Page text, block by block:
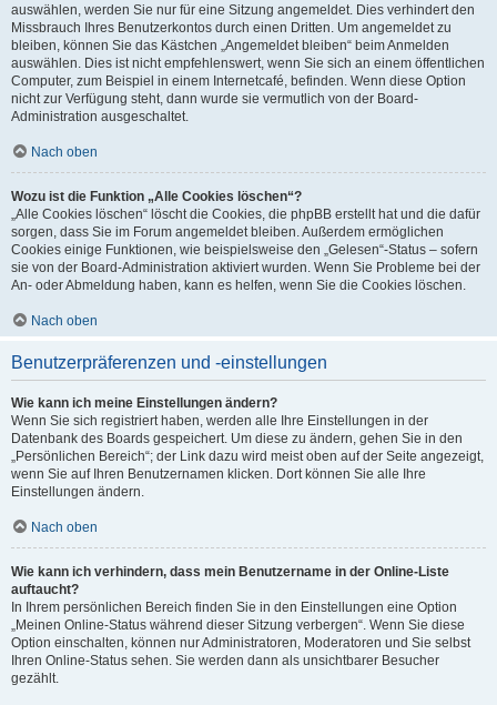
auswählen, werden Sie nur für eine Sitzung angemeldet. Dies verhindert den
Missbrauch Ihres Benutzerkontos durch einen Dritten. Um angemeldet zu
bleiben, können Sie das Kästchen „Angemeldet bleiben“ beim Anmelden
auswählen. Dies ist nicht empfehlenswert, wenn Sie sich an einem öffentlichen
Computer, zum Beispiel in einem Internetcafé, befinden. Wenn diese Option
nicht zur Verfügung steht, dann wurde sie vermutlich von der Board-
Administration ausgeschaltet.
Nach oben
Wozu ist die Funktion „Alle Cookies löschen“?
„Alle Cookies löschen“ löscht die Cookies, die phpBB erstellt hat und die dafür
sorgen, dass Sie im Forum angemeldet bleiben. Außerdem ermöglichen
Cookies einige Funktionen, wie beispielsweise den „Gelesen“-Status – sofern
sie von der Board-Administration aktiviert wurden. Wenn Sie Probleme bei der
An- oder Abmeldung haben, kann es helfen, wenn Sie die Cookies löschen.
Nach oben
Benutzerpräferenzen und -einstellungen
Wie kann ich meine Einstellungen ändern?
Wenn Sie sich registriert haben, werden alle Ihre Einstellungen in der
Datenbank des Boards gespeichert. Um diese zu ändern, gehen Sie in den
„Persönlichen Bereich“; der Link dazu wird meist oben auf der Seite angezeigt,
wenn Sie auf Ihren Benutzernamen klicken. Dort können Sie alle Ihre
Einstellungen ändern.
Nach oben
Wie kann ich verhindern, dass mein Benutzername in der Online-Liste
auftaucht?
In Ihrem persönlichen Bereich finden Sie in den Einstellungen eine Option
„Meinen Online-Status während dieser Sitzung verbergen“. Wenn Sie diese
Option einschalten, können nur Administratoren, Moderatoren und Sie selbst
Ihren Online-Status sehen. Sie werden dann als unsichtbarer Besucher
gezählt.